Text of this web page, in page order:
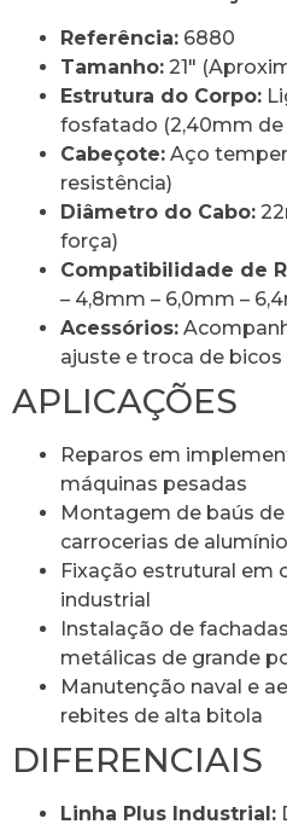
Referência: 6880
Tamanho: 21″
Estrutura do Corpo:
fosfatado (2,40mm de
Cabeçote: Aço
resistência)
Diâmetro do Cabo:
força)
Compatibilidade de
– 4,8mm – 6,0mm –
Acessórios:
ajuste e troca de bicos
APLICAÇÕES
Reparos em
máquinas pesadas
Montagem de baús
carrocerias de alumínio
Fixação estrutural em
industrial
Instalação de
metálicas de grande
Manutenção naval e
rebites de alta bitola
DIFERENCIAIS
Linha Plus Industrial: